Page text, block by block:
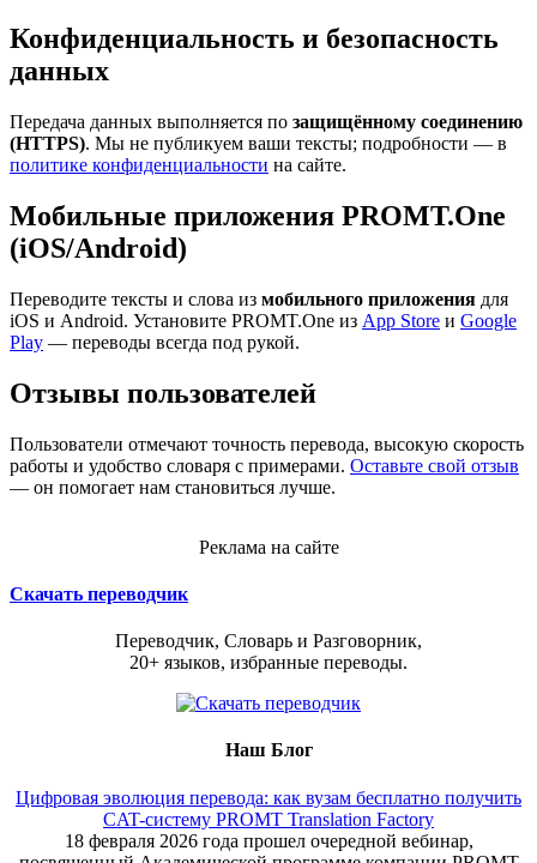
Конфиденциальность и безопасность
данных
Передача данных выполняется по защищённому соединению
(HTTPS). Мы не публикуем ваши тексты; подробности — в
политике конфиденциальности на сайте.
Мобильные приложения PROMT.One
(iOS/Android)
Переводите тексты и слова из мобильного приложения для
iOS и Android. Установите PROMT.One из App Store и Google
Play — переводы всегда под рукой.
Отзывы пользователей
Пользователи отмечают точность перевода, высокую скорость
работы и удобство словаря с примерами. Оставьте свой отзыв
— он помогает нам становиться лучше.
Реклама на сайте
Скачать переводчик
Переводчик, Словарь и Разговорник,
20+ языков, избранные переводы.
Наш Блог
Цифровая эволюция перевода: как вузам бесплатно получить
CAT-систему PROMT Translation Factory
18 февраля 2026 года прошел очередной вебинар,